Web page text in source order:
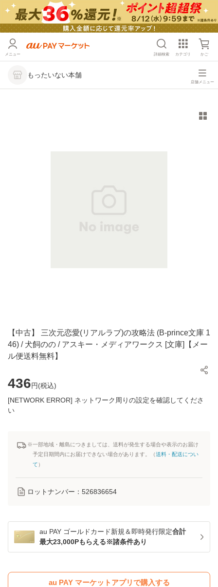
メニュー 詳細検索 カテゴリ かご
もったいない本舗
店舗メニュー
【中古】 三次元恋愛(リアルラブ)の攻略法 (B-prince文庫 1
46) / 犬飼のの / アスキー・メディアワークス [文庫]【メー
ル便送料無料】
436円(税込)
[NETWORK ERROR] ネットワーク周りの設定を確認してくださ
い
※一部地域・離島につきましては、送料が発生する場合や表示のお届け
予定日期間内にお届けできない場合があります。（送料・配送につい
て ）
ロットナンバー： 526836654
au PAY ゴールドカード新規＆即時発行限定合計
最大23,000Pもらえる※諸条件あり
au PAY マーケットアプリで購入する